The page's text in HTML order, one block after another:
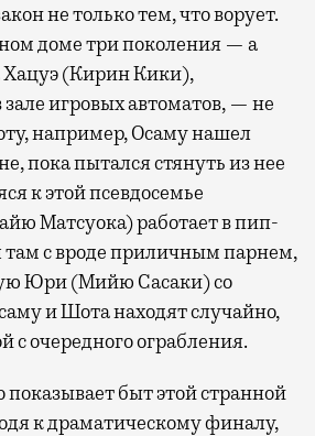
не только тем, что ворует.
доме три поколения — а
Хацуэ (Кирин Кики),
игровых автоматов, — не
например, Осаму нашел
пока пытался стянуть из нее
к этой псевдосемье
Матсуока) работает в пип-
с вроде приличным парнем,
Юри (Мийю Сасаки) со
и Шота находят случайно,
с очередного ограбления.
быт этой странной
к драматическому финалу,